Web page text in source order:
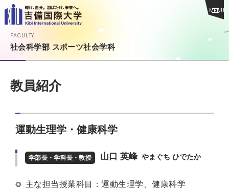
MENU
FACULTY
社会科学部 スポーツ社会学科
教員紹介
運動生理学・健康科学
学部長・学科長・教授 山口 英峰 やまぐち ひでたか
主な担当授業科目：運動生理学、健康科学